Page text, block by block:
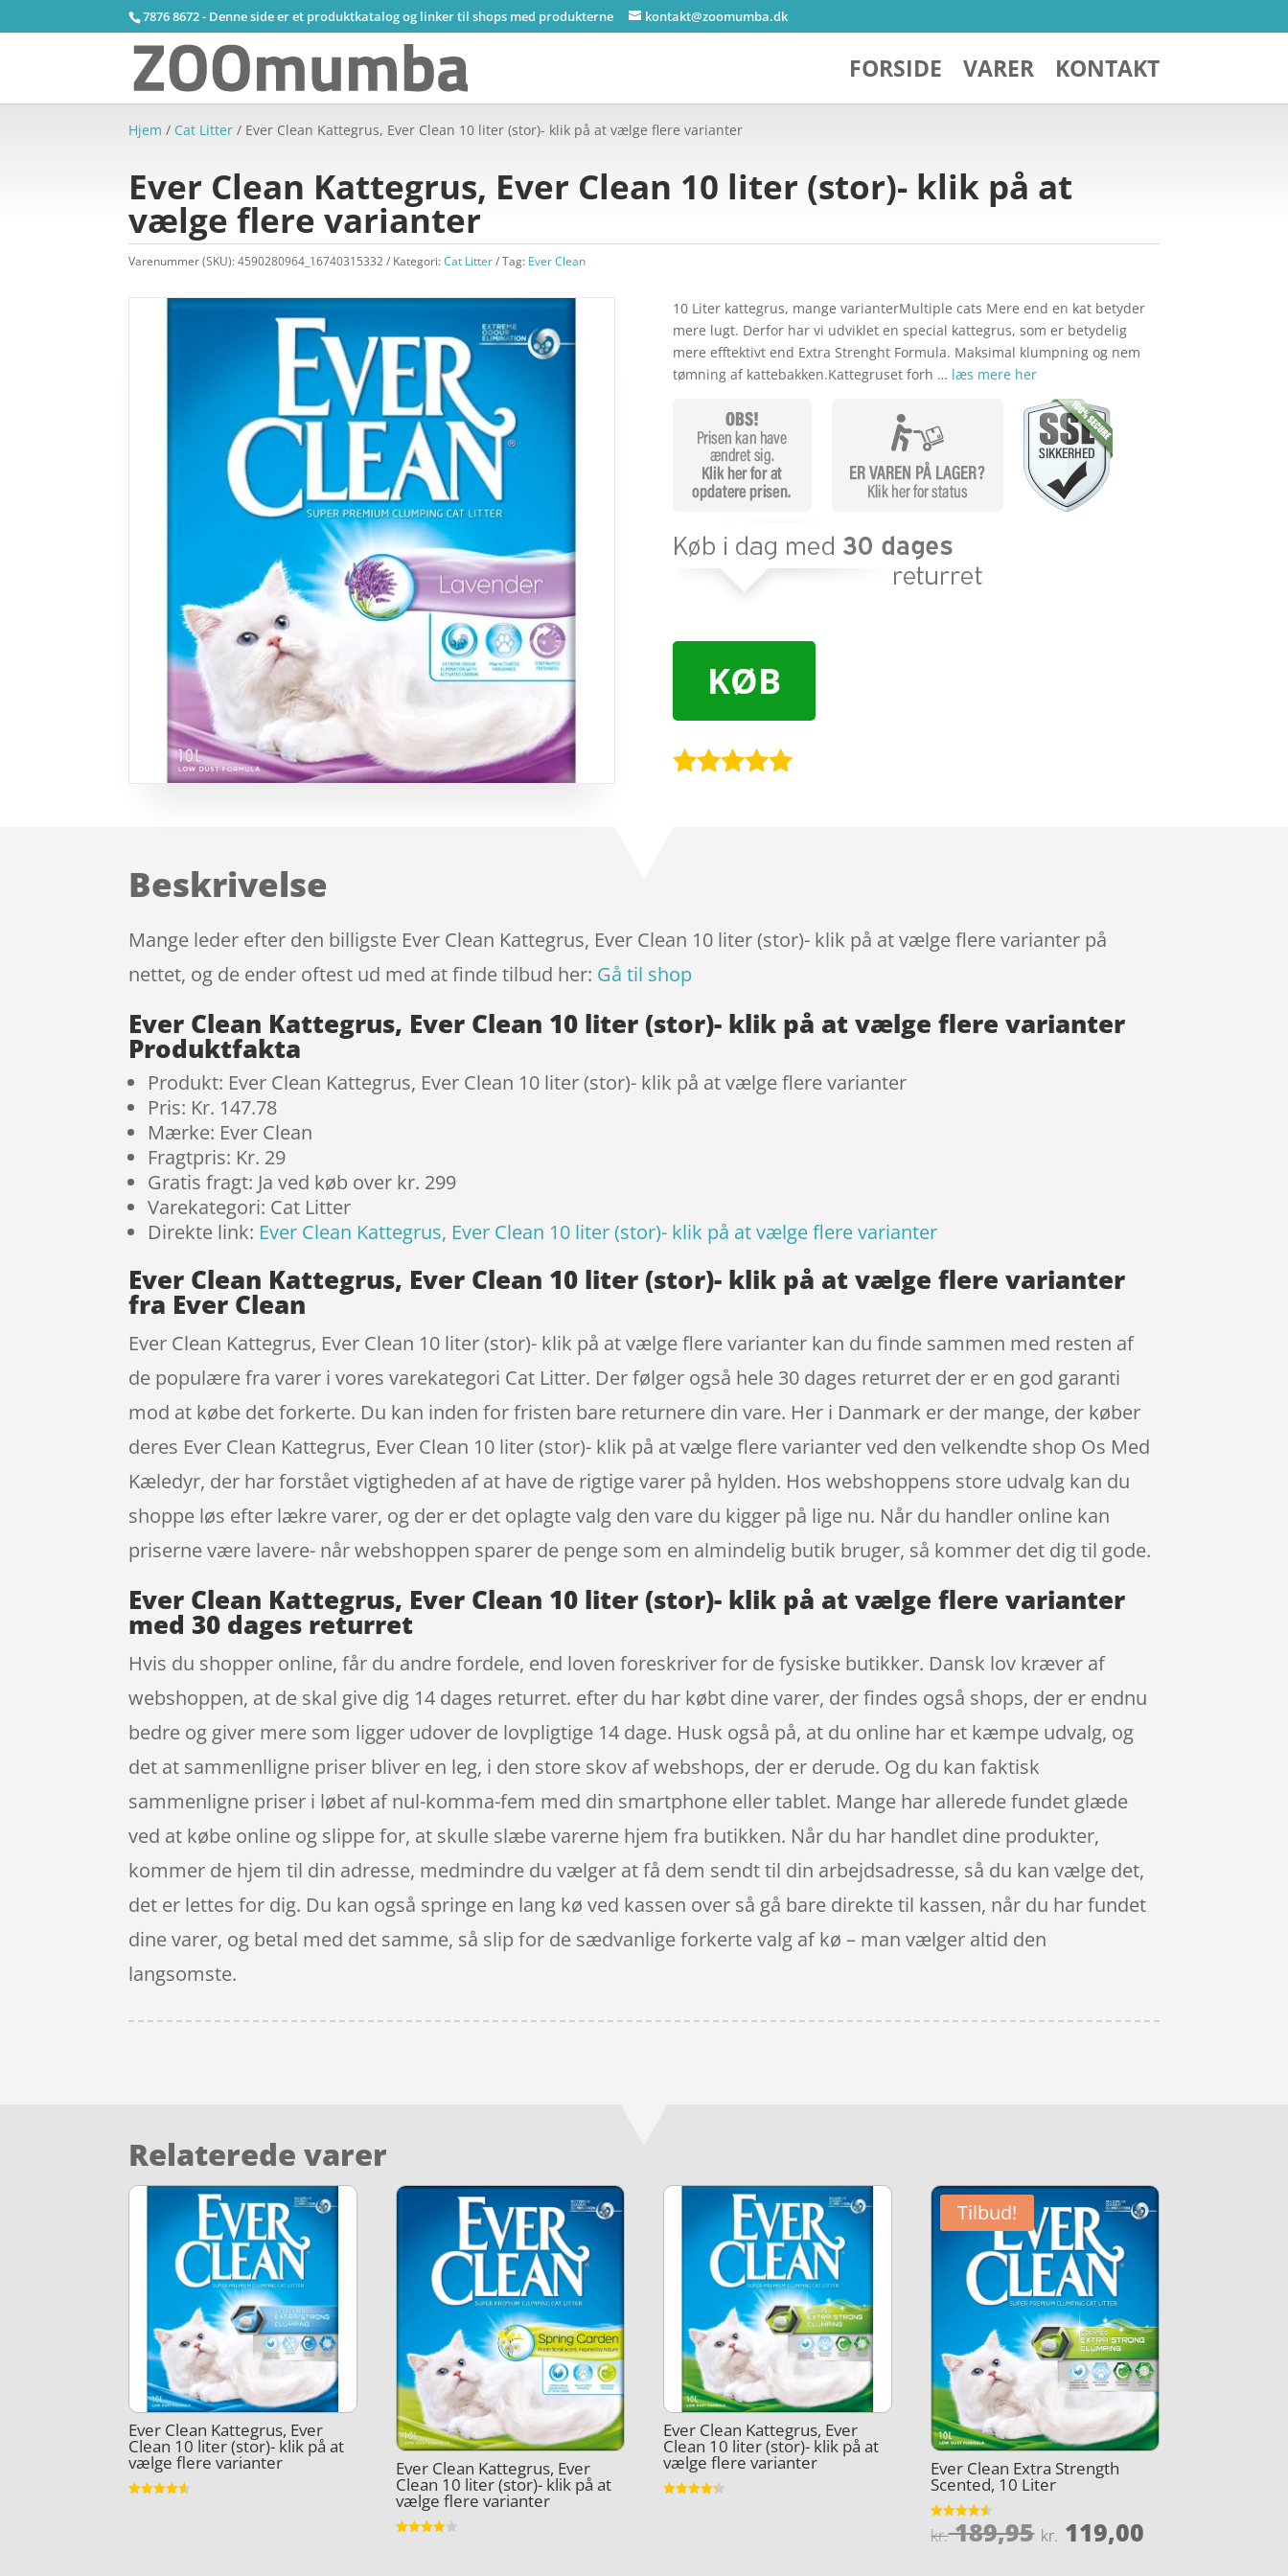
7876 8672 - Denne side er et produktkatalog og linker til shops med produkterne kontakt@zoomumba.dk
FORSIDE VARER KONTAKT
Hjem / Cat Litter / Ever Clean Kattegrus, Ever Clean 10 liter (stor)- klik på at vælge flere varianter
Ever Clean Kattegrus, Ever Clean 10 liter (stor)- klik på at
vælge flere varianter
Varenummer (SKU):4590280964_16740315332 Kategori:Cat Litter Tag: Ever Clean
10 Liter kattegrus, mange varianterMultiple cats Mere end en kat betyder
mere lugt. Derfor har vi udviklet en special kattegrus, som er betydelig
mere efftektivt end Extra Strenght Formula. Maksimal klumpning og nem
tømning af kattebakken.Kattegruset forh … læs mere her
KØB
Beskrivelse
Mange leder efter den billigste Ever Clean Kattegrus, Ever Clean 10 liter (stor)- klik på at vælge flere varianter på
nettet, og de ender oftest ud med at finde tilbud her: Gå til shop
Ever Clean Kattegrus, Ever Clean 10 liter (stor)- klik på at vælge flere varianter
Produktfakta
Produkt: Ever Clean Kattegrus, Ever Clean 10 liter (stor)- klik på at vælge flere varianter
Pris: Kr. 147.78
Mærke: Ever Clean
Fragtpris: Kr. 29
Gratis fragt: Ja ved køb over kr. 299
Varekategori: Cat Litter
Direkte link: Ever Clean Kattegrus, Ever Clean 10 liter (stor)- klik på at vælge flere varianter
Ever Clean Kattegrus, Ever Clean 10 liter (stor)- klik på at vælge flere varianter
fra Ever Clean
Ever Clean Kattegrus, Ever Clean 10 liter (stor)- klik på at vælge flere varianter kan du finde sammen med resten af
de populære fra varer i vores varekategori Cat Litter. Der følger også hele 30 dages returret der er en god garanti
mod at købe det forkerte. Du kan inden for fristen bare returnere din vare. Her i Danmark er der mange, der køber
deres Ever Clean Kattegrus, Ever Clean 10 liter (stor)- klik på at vælge flere varianter ved den velkendte shop Os Med
Kæledyr, der har forstået vigtigheden af at have de rigtige varer på hylden. Hos webshoppens store udvalg kan du
shoppe løs efter lækre varer, og der er det oplagte valg den vare du kigger på lige nu. Når du handler online kan
priserne være lavere- når webshoppen sparer de penge som en almindelig butik bruger, så kommer det dig til gode.
Ever Clean Kattegrus, Ever Clean 10 liter (stor)- klik på at vælge flere varianter
med 30 dages returret
Hvis du shopper online, får du andre fordele, end loven foreskriver for de fysiske butikker. Dansk lov kræver af
webshoppen, at de skal give dig 14 dages returret. efter du har købt dine varer, der findes også shops, der er endnu
bedre og giver mere som ligger udover de lovpligtige 14 dage. Husk også på, at du online har et kæmpe udvalg, og
det at sammenlligne priser bliver en leg, i den store skov af webshops, der er derude. Og du kan faktisk
sammenligne priser i løbet af nul-komma-fem med din smartphone eller tablet. Mange har allerede fundet glæde
ved at købe online og slippe for, at skulle slæbe varerne hjem fra butikken. Når du har handlet dine produkter,
kommer de hjem til din adresse, medmindre du vælger at få dem sendt til din arbejdsadresse, så du kan vælge det,
det er lettes for dig. Du kan også springe en lang kø ved kassen over så gå bare direkte til kassen, når du har fundet
dine varer, og betal med det samme, så slip for de sædvanlige forkerte valg af kø – man vælger altid den
langsomste.
Relaterede varer
Ever Clean Kattegrus, Ever
Clean 10 liter (stor)- klik på at
vælge flere varianter Ever Clean Kattegrus, Ever
Clean 10 liter (stor)- klik på at
vælge flere varianter
Ever Clean Kattegrus, Ever
Clean 10 liter (stor)- klik på at
vælge flere varianter
Tilbud!
Ever Clean Extra Strength
Scented, 10 Liter
Vurderet
4.5
kr.189,95 Den
oprindelige
kr. 119,00